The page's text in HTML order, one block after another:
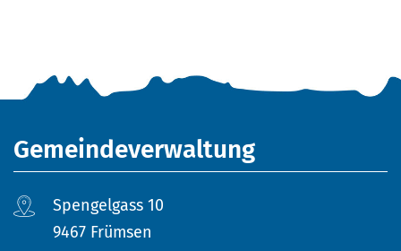
Gemeindeverwaltung
Spengelgass 10
9467 Frümsen